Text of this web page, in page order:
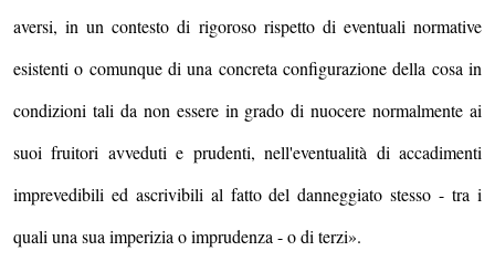
aversi, in un contesto di rigoroso rispetto di eventuali normative
esistenti o comunque di una concreta configurazione della cosa in
condizioni tali da non essere in grado di nuocere normalmente ai
suoi fruitori avveduti e prudenti, nell'eventualità di accadimenti
imprevedibili ed ascrivibili al fatto del danneggiato stesso - tra i
quali una sua imperizia o imprudenza - o di terzi».